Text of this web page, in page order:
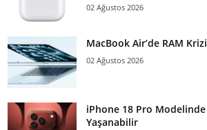
02 Ağustos 2026
MacBook Air’de RAM Krizi
02 Ağustos 2026
iPhone 18 Pro Modelinde
Yaşanabilir